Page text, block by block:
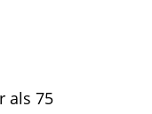
als 75